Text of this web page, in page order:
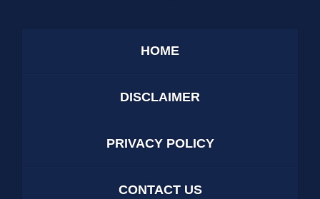
HOME
DISCLAIMER
PRIVACY POLICY
CONTACT US